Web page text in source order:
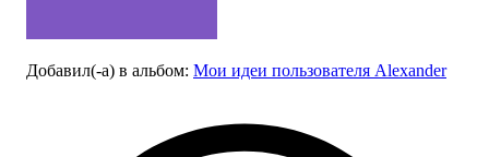
Добавил(-а) в альбом: Мои идеи пользователя Alexander